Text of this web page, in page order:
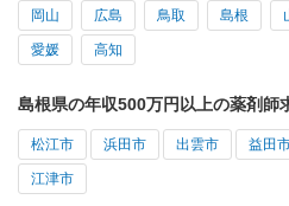
岡山 広島 鳥取 島根
愛媛 高知
島根県の年収500万円以上の薬剤師
松江市 浜田市 出雲市 益田
江津市